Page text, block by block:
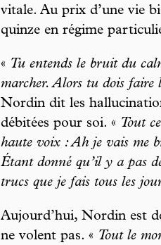
vitale. Au prix d’une vie
quinze en régime
« Tu entends le bruit du
marcher. Alors tu dois faire
Nordin dit les
débitées pour soi. « Tout
haute voix : Ah je vais me
Étant donné qu’il y a pas
trucs que je fais tous les
Aujourd’hui, Nordin est
ne volent pas. « Tout le